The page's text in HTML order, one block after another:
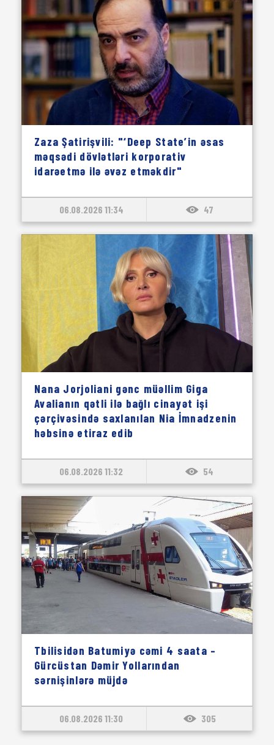
Zaza Şatirişvili: "‘Deep State’in əsas
məqsədi dövlətləri korporativ
idarəetmə ilə əvəz etməkdir"
06.08.2026 11:34 47
Nana Jorjoliani gənc müəllim Giga
Avalianın qətli ilə bağlı cinayət işi
çərçivəsində saxlanılan Nia İmnadzenin
həbsinə etiraz edib
06.08.2026 11:32 54
Tbilisidən Batumiyə cəmi 4 saata –
Gürcüstan Dəmir Yollarından
sərnişinlərə müjdə
06.08.2026 11:30 305